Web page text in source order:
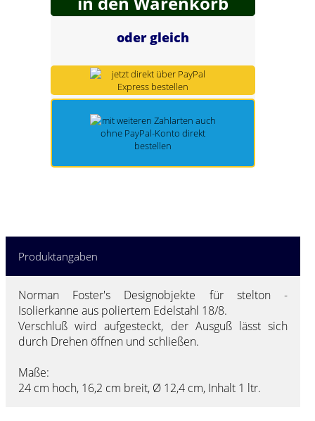
Spring Töpfe
oder gleich
Produktangaben
Norman Foster's Designobjekte für stelton -
Isolierkanne aus poliertem Edelstahl 18/8.
Verschluß wird aufgesteckt, der Ausguß lässt sich
durch Drehen öffnen und schließen.
Maße:
24 cm hoch, 16,2 cm breit, Ø 12,4 cm, Inhalt 1 ltr.